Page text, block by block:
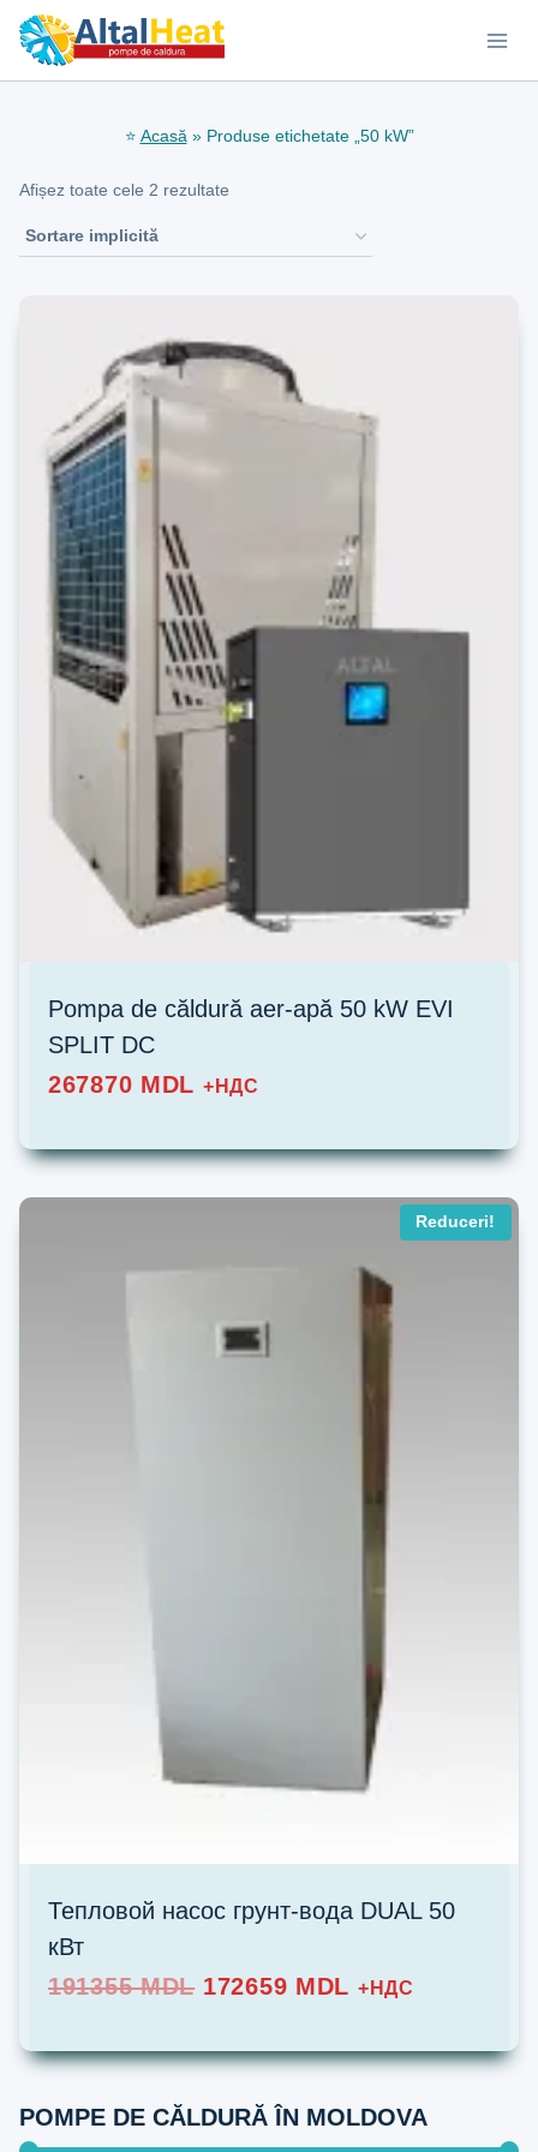
Skip
⭐ Acasă» Produse etichetate „50 kW”
Afișez toate cele 2 rezultate
Pompa de căldură aer‑apă 50 kW EVI
SPLIT DC
267870 MDL +НДС
Reduceri!
Тепловой насос грунт-вода DUAL 50
кВт
191355MDL Prețul
fost:
172659 MDL Prețul
172659 MDL.
+НДС
POMPE DE CĂLDURĂ ÎN MOLDOVA